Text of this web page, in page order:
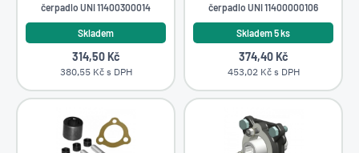
čerpadlo UNI 11400300014
Skladem
314,50 Kč
380,55 Kč s DPH
čerpadlo UNI 11400000106
Skladem 5 ks
374,40 Kč
453,02 Kč s DPH